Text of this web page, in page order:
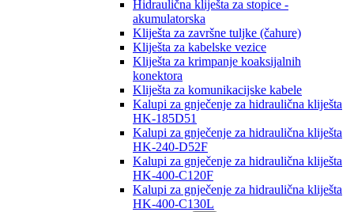
Hidraulična kliješta za stopice -
akumulatorska
Kliješta za završne tuljke (čahure)
Kliješta za kabelske vezice
Kliješta za krimpanje koaksijalnih
konektora
Kliješta za komunikacijske kabele
Kalupi za gnječenje za hidraulična kliješta
HK-185D51
Kalupi za gnječenje za hidraulična kliješta
HK-240-D52F
Kalupi za gnječenje za hidraulična kliješta
HK-400-C120F
Kalupi za gnječenje za hidraulična kliješta
HK-400-C130L